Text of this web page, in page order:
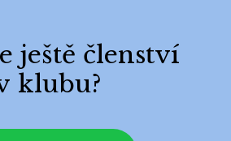
ještě členství
klubu?